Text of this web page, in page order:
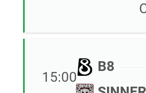
15:00
B8